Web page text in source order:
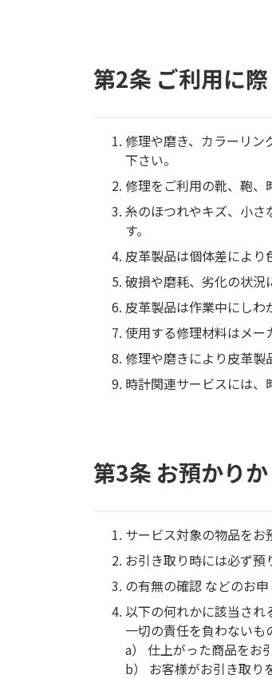
第2条 ご利用に
修理や磨き、カラーリ
下さい。
修理をご利用の靴、鞄、
糸のほつれやキズ、小さ
す。
皮革製品は個体差により
破損や磨耗、劣化の状況
皮革製品は作業中にしわ
使用する修理材料はメー
修理や磨きにより皮革製
時計関連サービスには、
第3条 お預かり
サービス対象の物品を
お引き取り時には必ず
の有無の確認 などのお
以下の何れかに該当さ
一切の責任を負わないも
a） 仕上がった商品をお
b） お客様がお引き取り